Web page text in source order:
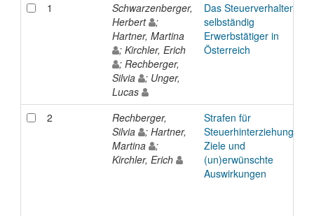
1
Schwarzenberger,
Herbert
;
Hartner, Martina
; Kirchler, Erich
; Rechberger,
Silvia
; Unger,
Lucas
Das Steuerverhalten
selbständig
Erwerbstätiger in
Österreich
2
Rechberger,
Silvia
; Hartner,
Martina
;
Kirchler, Erich
Strafen für
Steuerhinterziehung:
Ziele und
(un)erwünschte
Auswirkungen